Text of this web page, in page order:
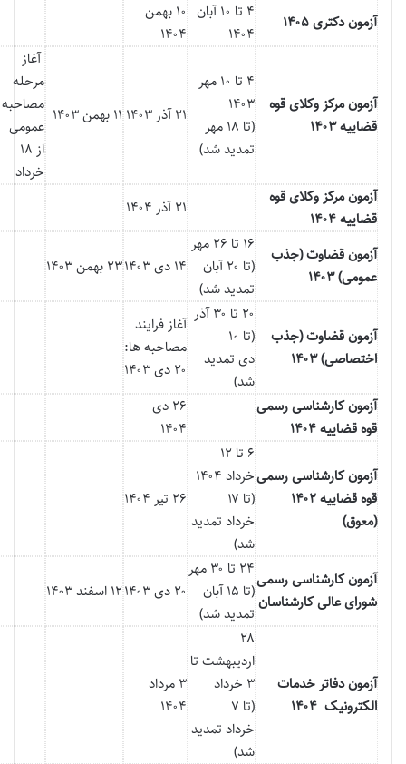
آزمون دکتری ۱۴۰۵
۴ تا ۱۰ آبان
۱۴۰۴
۱۰ بهمن
۱۴۰۴
آزمون مرکز وکلای قوه
قضاییه ۱۴۰۳
۴ تا ۱۰ مهر
۱۴۰۳
(تا ۱۸ مهر
تمدید شد)
۲۱ آذر ۱۴۰۳ ۱۱ بهمن ۱۴۰۳
آغاز
مرحله
مصاحبه
عمومی
از ۱۸
خرداد
آزمون مرکز وکلای قوه
قضاییه ۱۴۰۴
۲۱ آذر ۱۴۰۴
آزمون قضاوت (جذب
عمومی) ۱۴۰۳
۱۶ تا ۲۶ مهر
(تا ۲۰ آبان
تمدید شد)
۱۴ دی ۱۴۰۳ ۲۳ بهمن ۱۴۰۳
آزمون قضاوت (جذب
اختصاصی) ۱۴۰۳
۲۰ تا ۳۰ آذر
(تا ۱۰
دی تمدید
شد)
آغاز فرایند
مصاحبه ها:
۲۰ دی ۱۴۰۳
آزمونکارشناسیرسمی
قوه قضاییه ۱۴۰۴
۲۶ دی
۱۴۰۴
آزمون کارشناسی رسمی
قوه قضاییه ۱۴۰۲
(معوق)
۶ تا ۱۲
خرداد ۱۴۰۴
(تا ۱۷
خرداد تمدید
شد)
۲۶ تیر ۱۴۰۴
آزمون کارشناسی رسمی
شورای عالی کارشناسان
۲۴ تا ۳۰ مهر
(تا ۱۵ آبان
تمدید شد)
۲۰ دی ۱۴۰۳ ۱۲ اسفند ۱۴۰۳
آزمون دفاتر خدمات
الکترونیک ۱۴۰۴
۲۸
اردیبهشت تا
۳ خرداد
(تا ۷
خرداد تمدید
شد)
۳ مرداد
۱۴۰۴